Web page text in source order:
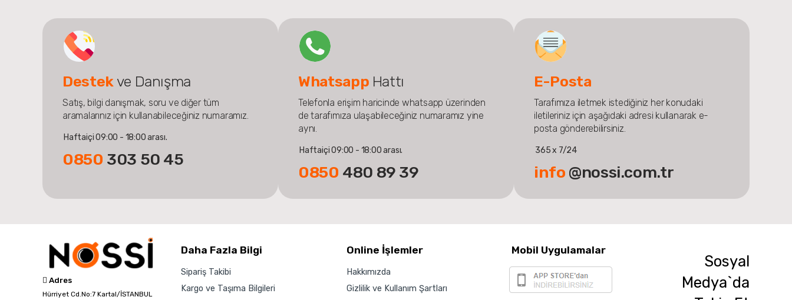
Destekve Danışma
Satış, bilgi danışmak, soru ve diğer tüm
aramalarınız için kullanabileceğiniz numaramız.
Haftaiçi 09:00 - 18:00 arası.
0850 303 50 45
Whatsapp Hattı
Telefonla erişim haricinde whatsapp üzerinden
de tarafımıza ulaşabileceğiniz numaramız yine
aynı.
Haftaiçi 09:00 - 18:00 arası.
0850 480 89 39
E-Posta
Tarafımıza iletmek istediğiniz her konudaki
iletileriniz için aşağıdaki adresi kullanarak e-
posta gönderebilirsiniz.
365 x 7/24
info @nossi.com.tr
Adres
Hürriyet Cd.No:7 Kartal/İSTANBUL
Daha Fazla Bilgi
Sipariş Takibi
Kargo ve Taşıma Bilgileri
Online İşlemler
Hakkımızda
Gizlilik ve Kullanım Şartları
Mobil Uygulamalar
Sosyal
Medya`da